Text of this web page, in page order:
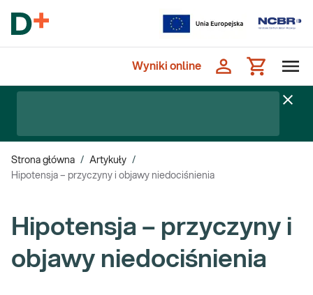
Wyniki online
Strona główna / Artykuły /
Hipotensja – przyczyny i objawy niedociśnienia
Hipotensja – przyczyny i
objawy niedociśnienia